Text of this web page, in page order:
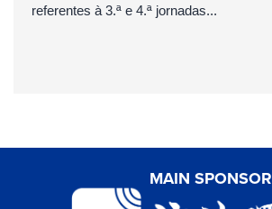
referentes à 3.ª e 4.ª jornadas...
MAIN SPONSOR